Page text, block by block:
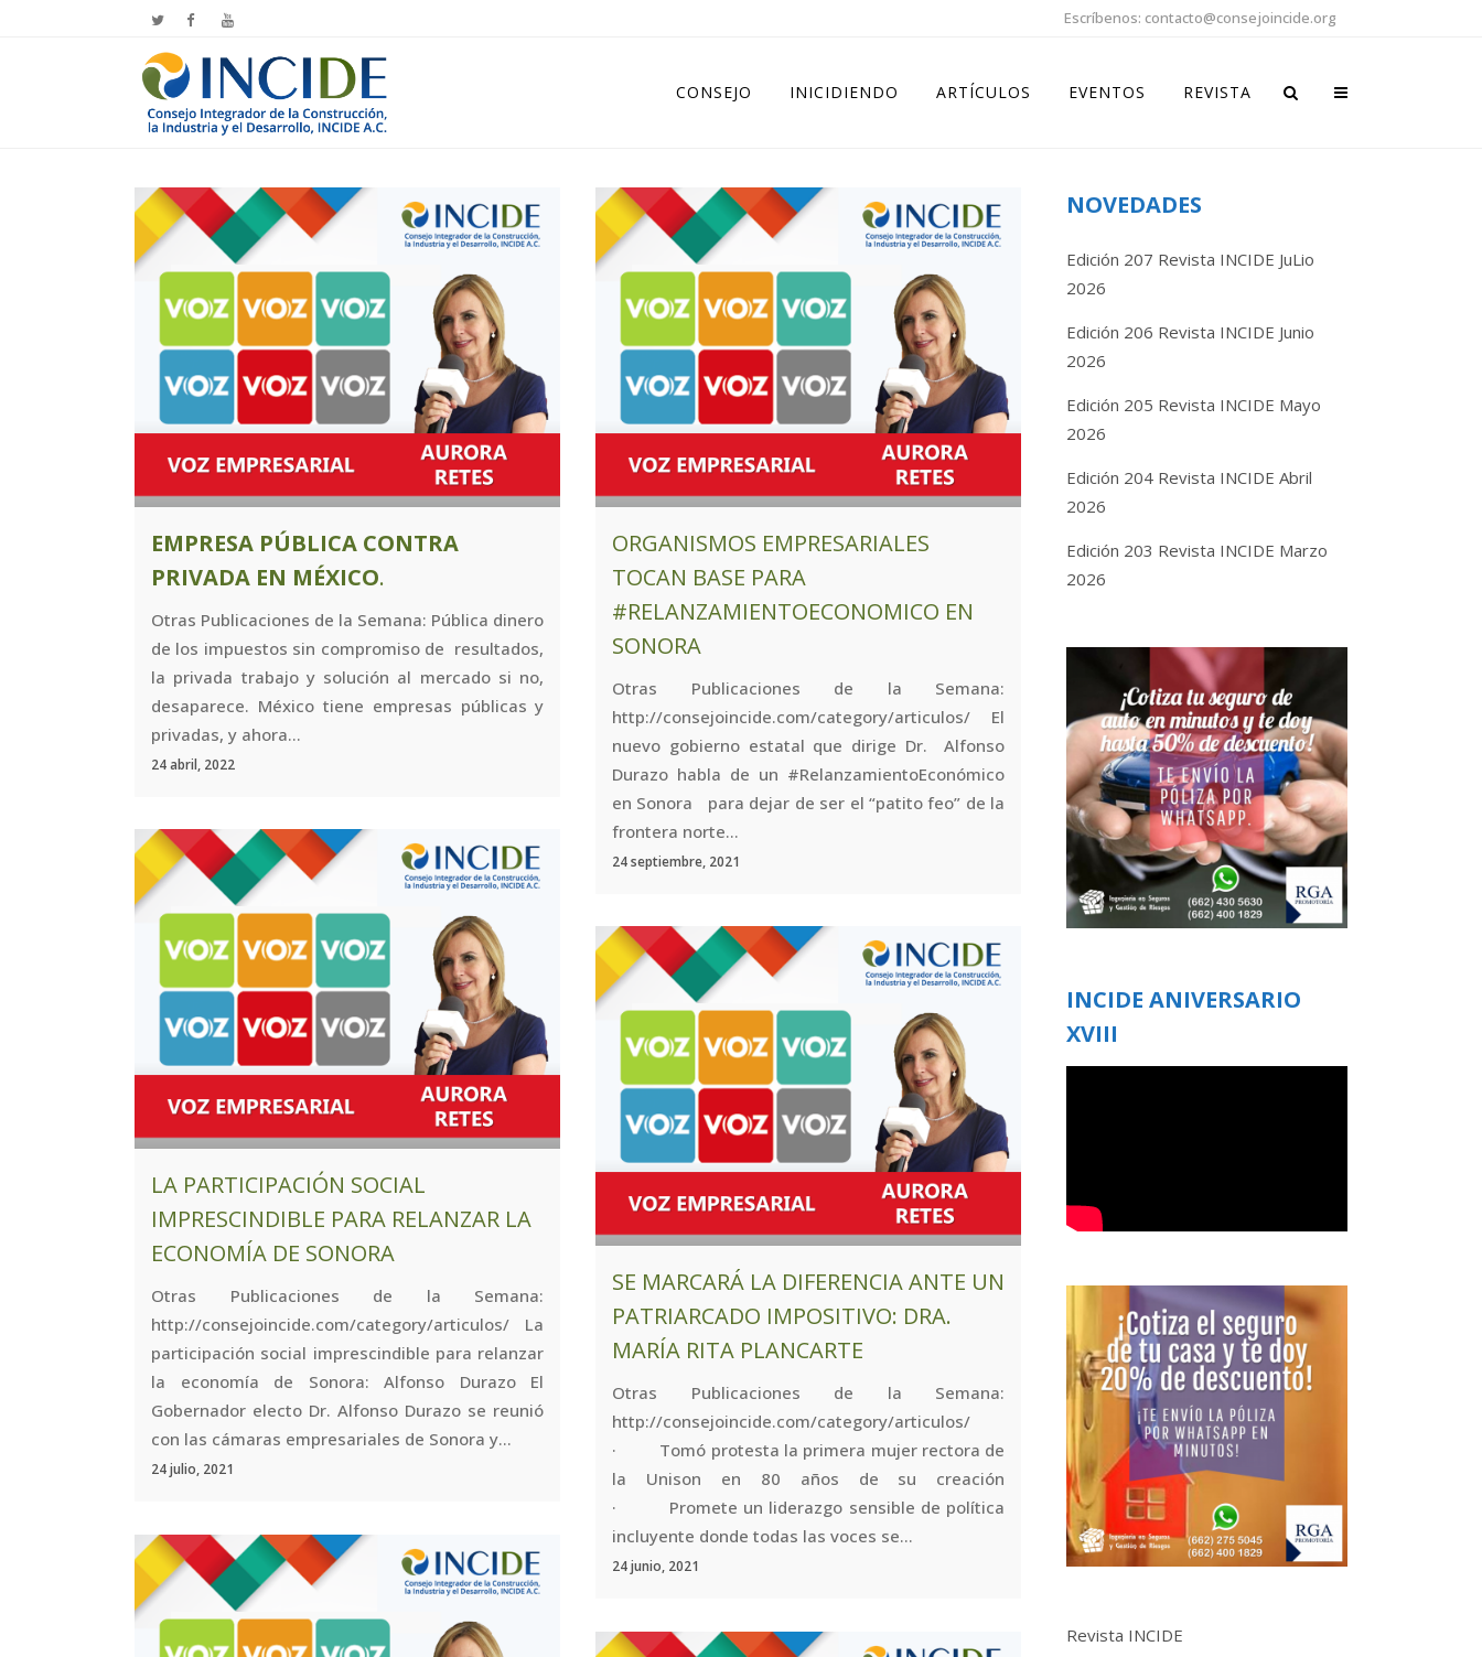
Escríbenos: contacto@consejoincide.org
CONSEJO INICIDIENDO ARTÍCULOS EVENTOS REVISTA
EMPRESA PÚBLICA CONTRA
PRIVADA EN MÉXICO.
Otras Publicaciones de la Semana: Pública dinero
de los impuestos sin compromiso de resultados,
la privada trabajo y solución al mercado si no,
desaparece. México tiene empresas públicas y
privadas, y ahora...
24 abril, 2022
ORGANISMOS EMPRESARIALES
TOCAN BASE PARA
#RELANZAMIENTOECONOMICO EN
SONORA
Otras Publicaciones de la Semana:
http://consejoincide.com/category/articulos/ El
nuevo gobierno estatal que dirige Dr. Alfonso
Durazo habla de un #RelanzamientoEconómico
en Sonora para dejar de ser el “patito feo” de la
frontera norte...
24 septiembre, 2021
LA PARTICIPACIÓN SOCIAL
IMPRESCINDIBLE PARA RELANZAR LA
ECONOMÍA DE SONORA
Otras Publicaciones de la Semana:
http://consejoincide.com/category/articulos/ La
participación social imprescindible para relanzar
la economía de Sonora: Alfonso Durazo El
Gobernador electo Dr. Alfonso Durazo se reunió
con las cámaras empresariales de Sonora y...
24 julio, 2021
SE MARCARÁ LA DIFERENCIA ANTE UN
PATRIARCADO IMPOSITIVO: DRA.
MARÍA RITA PLANCARTE
Otras Publicaciones de la Semana:
http://consejoincide.com/category/articulos/
· Tomó protesta la primera mujer rectora de
la Unison en 80 años de su creación
· Promete un liderazgo sensible de política
incluyente donde todas las voces se...
24 junio, 2021
NOVEDADES
Edición 207 Revista INCIDE JuLio
2026
Edición 206 Revista INCIDE Junio
2026
Edición 205 Revista INCIDE Mayo
2026
Edición 204 Revista INCIDE Abril
2026
Edición 203 Revista INCIDE Marzo
2026
INCIDE ANIVERSARIO
XVIII
Revista INCIDE